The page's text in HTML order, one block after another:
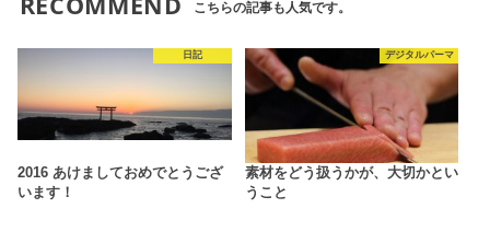
こちらの記事も人気です。
日記
2016 あけましておめでとうござ
います！
デジタルパーマ
素材をどう扱うかが、大切かとい
うこと